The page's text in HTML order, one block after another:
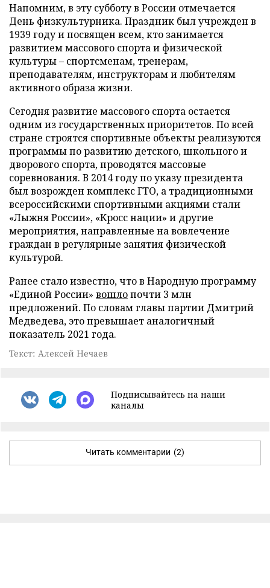
Напомним, в эту субботу в России отмечается
День физкультурника. Праздник был учрежден в
1939 году и посвящен всем, кто занимается
развитием массового спорта и физической
культуры – спортсменам, тренерам,
преподавателям, инструкторам и любителям
активного образа жизни.
Сегодня развитие массового спорта остается
одним из государственных приоритетов. По всей
стране строятся спортивные объекты реализуются
программы по развитию детского, школьного и
дворового спорта, проводятся массовые
соревнования. В 2014 году по указу президента
был возрожден комплекс ГТО, а традиционными
всероссийскими спортивными акциями стали
«Лыжня России», «Кросс нации» и другие
мероприятия, направленные на вовлечение
граждан в регулярные занятия физической
культурой.
Ранее стало известно, что в Народную программу
«Единой России» вошлопочти 3 млн
предложений. По словам главы партии Дмитрий
Медведева, это превышает аналогичный
показатель 2021 года.
Текст: Алексей Нечаев
Подписывайтесь на наши
каналы
Читать комментарии (2)